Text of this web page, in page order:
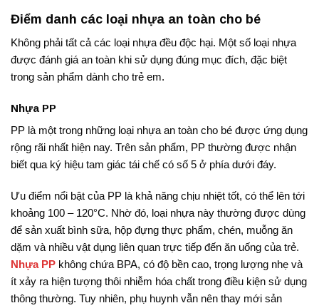
Điểm danh các loại nhựa an toàn cho bé
Không phải tất cả các loại nhựa đều độc hại. Một số loại nhựa
được đánh giá an toàn khi sử dụng đúng mục đích, đặc biệt
trong sản phẩm dành cho trẻ em.
Nhựa PP
PP là một trong những loại nhựa an toàn cho bé được ứng dụng
rộng rãi nhất hiện nay. Trên sản phẩm, PP thường được nhận
biết qua ký hiệu tam giác tái chế có số 5 ở phía dưới đáy.
Ưu điểm nổi bật của PP là khả năng chịu nhiệt tốt, có thể lên tới
khoảng 100 – 120°C. Nhờ đó, loại nhựa này thường được dùng
để sản xuất bình sữa, hộp đựng thực phẩm, chén, muỗng ăn
dặm và nhiều vật dụng liên quan trực tiếp đến ăn uống của trẻ.
Nhựa PP không chứa BPA, có độ bền cao, trọng lượng nhẹ và
ít xảy ra hiện tượng thôi nhiễm hóa chất trong điều kiện sử dụng
thông thường. Tuy nhiên, phụ huynh vẫn nên thay mới sản